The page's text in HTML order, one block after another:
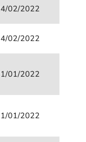
02/2022
02/2022
01/2022
01/2022